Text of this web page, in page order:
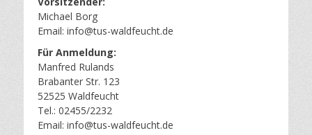
Michael Borg
Email: info@tus-waldfeucht.de
Für Anmeldung:
Manfred Rulands
Brabanter Str. 123
52525 Waldfeucht
Tel.: 02455/2232
Email: info@tus-waldfeucht.de